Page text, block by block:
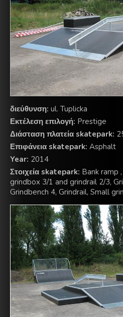
διεύθυνση: ul. Tuplicka
Εκτέλεση επιλογή: Prestige
Διάσταση πλατεία skatepark:
Επιφάνεια skatepark: Asphalt
Year: 2014
Στοιχεία skatepark: Bank ramp
grindbox 3/1 and grindrail 2/3,
Grindbench 4, Grindrail, Small